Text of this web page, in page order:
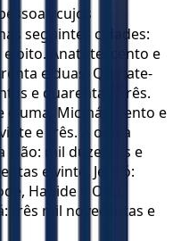
cujos
seguintes cidades:
oito. Anatote: cento e
e duas. Quiriate-
e quarenta e três.
e uma. Micmás: cento e
e três. A outra
Elão: mil duzentas e
e vinte. Jericó:
Hadide e Ono:
três mil novecentas e